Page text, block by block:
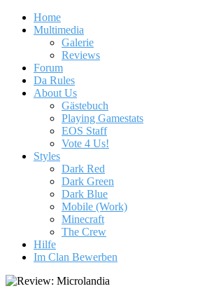
Home
Multimedia
Galerie
Reviews
Forum
Da Rules
About Us
Gästebuch
Playing Gamestats
EOS Staff
Vote 4 Us!
Styles
Dark Red
Dark Green
Dark Blue
Mobile (Work)
Minecraft
The Crew
Hilfe
Im Clan Bewerben